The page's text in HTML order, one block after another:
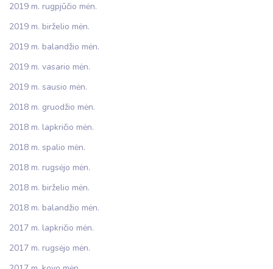
2019 m. rugpjūčio mėn.
2019 m. birželio mėn.
2019 m. balandžio mėn.
2019 m. vasario mėn.
2019 m. sausio mėn.
2018 m. gruodžio mėn.
2018 m. lapkričio mėn.
2018 m. spalio mėn.
2018 m. rugsėjo mėn.
2018 m. birželio mėn.
2018 m. balandžio mėn.
2017 m. lapkričio mėn.
2017 m. rugsėjo mėn.